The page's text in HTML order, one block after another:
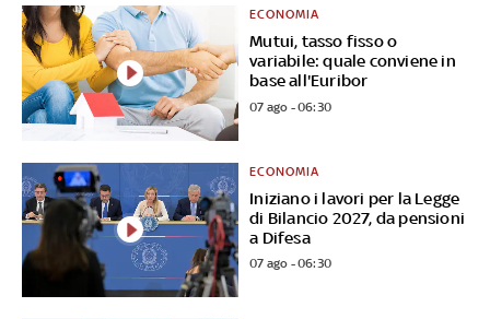
Mutui, tasso fisso o
variabile: quale conviene in
base all'Euribor
ECONOMIA
07 ago - 06:30
Iniziano i lavori per la Legge
di Bilancio 2027, da pensioni
a Difesa
ECONOMIA
07 ago - 06:30